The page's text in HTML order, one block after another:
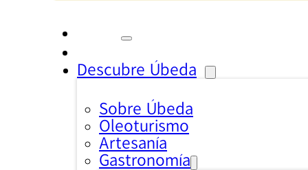
Descubre Úbeda
Sobre Úbeda
Oleoturismo
Artesanía
Gastronomía